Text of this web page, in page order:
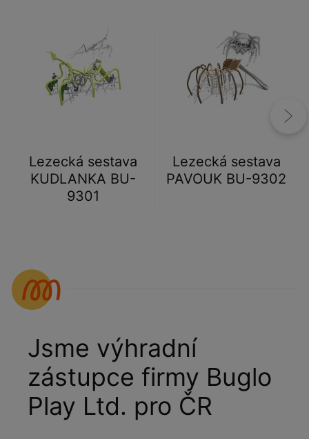
Lezecká sestava
KUDLANKA BU-
9301
Lezecká sestava
PAVOUK BU-9302
Jsme výhradní
zástupce firmy Buglo
Play Ltd. pro ČR